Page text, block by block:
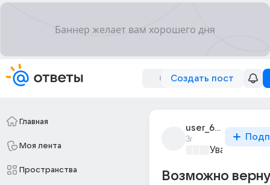
Создать пост
Главная
Моя лента
Пространства
user_659148
3г
Уважаемый
Возможно